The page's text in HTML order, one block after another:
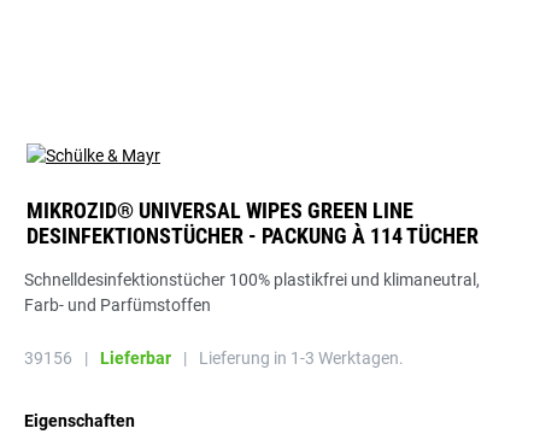
MIKROZID® UNIVERSAL WIPES GREEN LINE
DESINFEKTIONSTÜCHER - PACKUNG À 114 TÜCHER
Schnelldesinfektionstücher 100% plastikfrei und klimaneutral,
Farb- und Parfümstoffen
39156 | Lieferbar | Lieferung in 1-3 Werktagen.
Eigenschaften